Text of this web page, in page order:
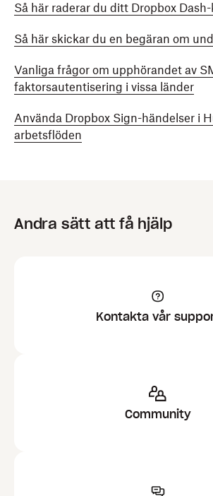
Så här raderar du ditt Dropbox
Så här skickar du en begäran om
Vanliga frågor om upphörandet av
faktorsautentisering i vissa länder
Använda Dropbox Sign-händelser i
arbetsflöden
Andra sätt att få hjälp
Kontakta vår
Community